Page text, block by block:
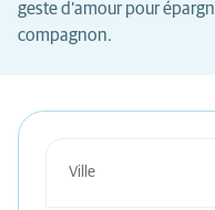
geste d’amour pour
compagnon.